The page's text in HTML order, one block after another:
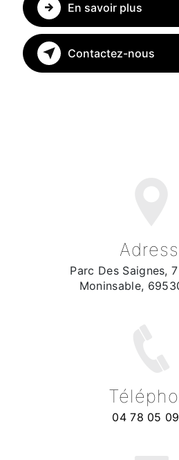
En savoir plus
Contactez-nous
Parc Des Saignes,
Moninsable,
04 78 05